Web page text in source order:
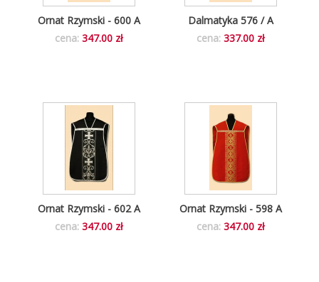
Dalmatyka 576 / A
cena: 337.00 zł
Ornat Rzymski - 600 A
cena: 347.00 zł
Ornat Rzymski - 598 A
cena: 347.00 zł
Ornat Rzymski - 602 A
cena: 347.00 zł